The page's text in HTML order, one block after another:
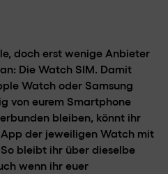
doch erst wenige Anbieter
Die Watch SIM. Damit
Watch oder Samsung
von eurem Smartphone
bleiben, könnt ihr
der jeweiligen Watch mit
bleibt ihr über dieselbe
wenn ihr euer